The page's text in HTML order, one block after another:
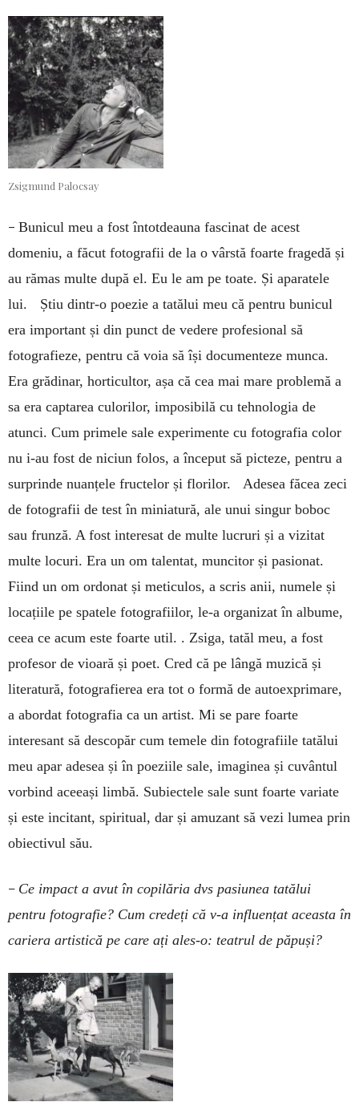
Zsigmund Palocsay
– Bunicul meu a fost întotdeauna fascinat de acest
domeniu, a făcut fotografii de la o vârstă foarte fragedă și
au rămas multe după el. Eu le am pe toate. Și aparatele
lui. Știu dintr-o poezie a tatălui meu că pentru bunicul
era important și din punct de vedere profesional să
fotografieze, pentru că voia să își documenteze munca.
Era grădinar, horticultor, așa că cea mai mare problemă a
sa era captarea culorilor, imposibilă cu tehnologia de
atunci. Cum primele sale experimente cu fotografia color
nu i-au fost de niciun folos, a început să picteze, pentru a
surprinde nuanțele fructelor și florilor. Adesea făcea zeci
de fotografii de test în miniatură, ale unui singur boboc
sau frunză. A fost interesat de multe lucruri și a vizitat
multe locuri. Era un om talentat, muncitor și pasionat.
Fiind un om ordonat și meticulos, a scris anii, numele și
locațiile pe spatele fotografiilor, le-a organizat în albume,
ceea ce acum este foarte util. . Zsiga, tatăl meu, a fost
profesor de vioară și poet. Cred că pe lângă muzică și
literatură, fotografierea era tot o formă de autoexprimare,
a abordat fotografia ca un artist. Mi se pare foarte
interesant să descopăr cum temele din fotografiile tatălui
meu apar adesea și în poeziile sale, imaginea și cuvântul
vorbind aceeași limbă. Subiectele sale sunt foarte variate
și este incitant, spiritual, dar și amuzant să vezi lumea prin
obiectivul său.
– Ce impact a avut în copilăria dvs pasiunea tatălui
pentru fotografie? Cum credeți că v-a influențat aceasta în
cariera artistică pe care ați ales-o: teatrul de păpuși?